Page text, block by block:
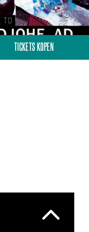
TICKETS KOPEN